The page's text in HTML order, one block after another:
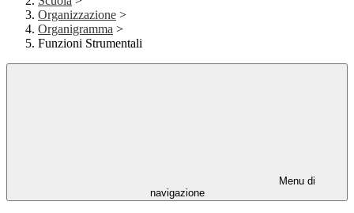
Organizzazione >
Organigramma >
Funzioni Strumentali
Menu di
navigazione